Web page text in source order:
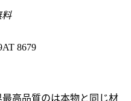
料
8679
高品質のは本物と同じ材